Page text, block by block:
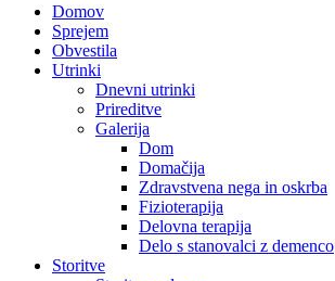
Domov
Sprejem
Obvestila
Utrinki
Dnevni utrinki
Prireditve
Galerija
Dom
Domačija
Zdravstvena nega in oskrba
Fizioterapija
Delovna terapija
Delo s stanovalci z demenco
Storitve